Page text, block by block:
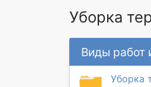
Уборка
Виды работ
Уборка